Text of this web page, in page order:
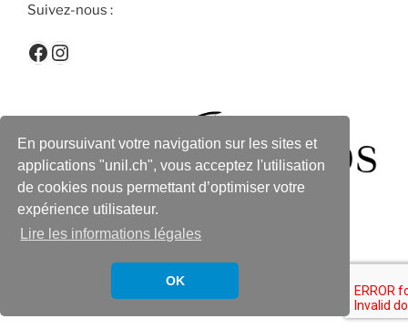
En poursuivant votre navigation sur les sites et
applications "unil.ch", vous acceptez l'utilisation
de cookies nous permettant d’optimiser votre
expérience utilisateur.
Lire les informations légales
OK
Suivez-nous :
Facebook
Instagram
Fièrement propulsé par WordPress